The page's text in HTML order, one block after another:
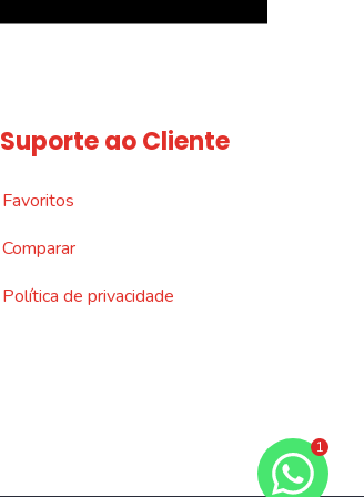
Suporte ao Cliente
Favoritos
Comparar
Política de privacidade
1